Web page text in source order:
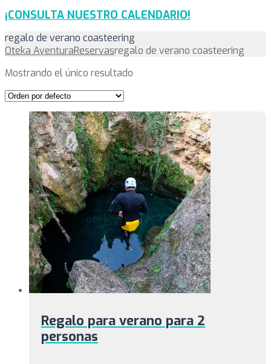
¡CONSULTA NUESTRO CALENDARIO!
regalo de verano coasteering
Oteka AventuraReservasregalo de verano coasteering
Mostrando el único resultado
Regalo para verano para 2
personas